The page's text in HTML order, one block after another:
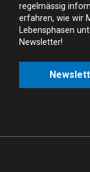
regelmässig
erfahren, wie wir
Lebensphasen
Newsletter!